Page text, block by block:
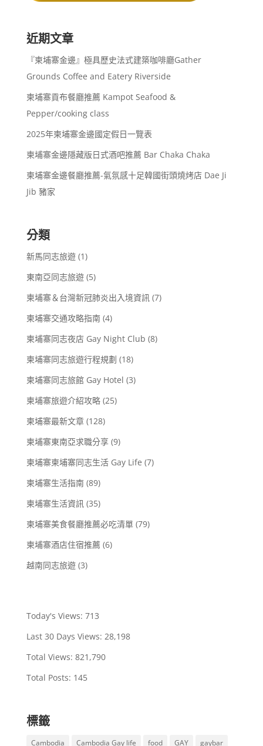
近期文章
『柬埔寨金邊』極具歷史法式建築咖啡廳Gather
Grounds Coffee and Eatery Riverside
柬埔寨貢布餐廳推薦 Kampot Seafood &
Pepper/cooking class
2025年柬埔寨金邊國定假日一覽表
柬埔寨金邊隱藏版日式酒吧推薦 Bar Chaka Chaka
柬埔寨金邊餐廳推薦-氣氛感十足韓國街頭燒烤店 Dae Ji
Jib 豬家
分類
新馬同志旅遊(1)
東南亞同志旅遊(5)
柬埔寨＆台灣新冠肺炎出入境資訊 (7)
柬埔寨交通攻略指南(4)
柬埔寨同志夜店 Gay Night Club (8)
柬埔寨同志旅遊行程規劃 (18)
柬埔寨同志旅館 Gay Hotel (3)
柬埔寨旅遊介紹攻略(25)
柬埔寨最新文章(128)
柬埔寨東南亞求職分享(9)
柬埔寨柬埔寨同志生活 Gay Life (7)
柬埔寨生活指南(89)
柬埔寨生活資訊 (35)
柬埔寨美食餐廳推薦必吃清單 (79)
柬埔寨酒店住宿推薦 (6)
越南同志旅遊(3)
Today's Views: 713
Last 30 Days Views: 28,198
Total Views: 821,790
Total Posts: 145
標籤
Cambodia Cambodia Gay life food GAY gaybar